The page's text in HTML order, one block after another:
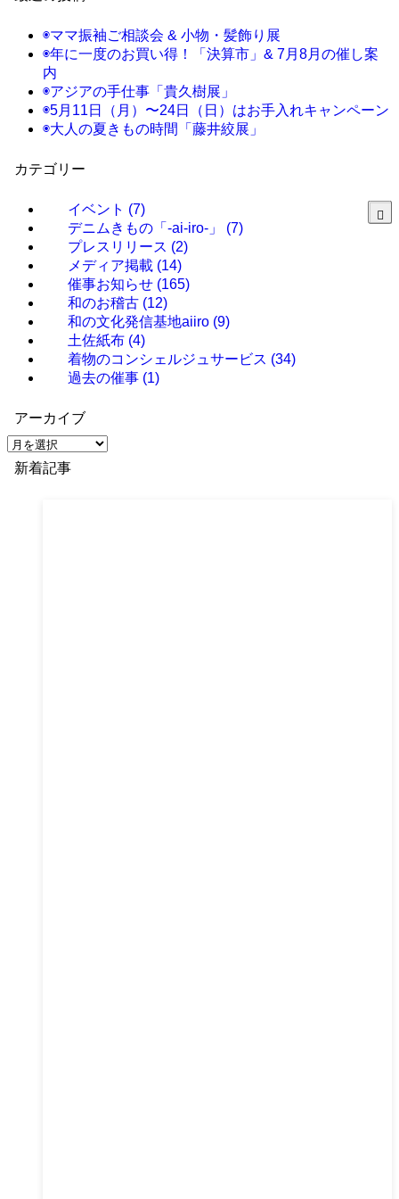
◉ママ振袖ご相談会 & 小物・髪飾り展
◉年に一度のお買い得！「決算市」& 7月8月の催し案
内
◉アジアの手仕事「貴久樹展」
◉5月11日（月）〜24日（日）はお手入れキャンペーン
◉大人の夏きもの時間「藤井絞展」
カテゴリー
イベント (7)
デニムきもの「-ai-iro-」 (7)
プレスリリース (2)
メディア掲載 (14)
催事お知らせ (165)
和のお稽古 (12)
和の文化発信基地aiiro (9)
土佐紙布 (4)
着物のコンシェルジュサービス (34)
過去の催事 (1)
アーカイブ
ア
ー
新着記事